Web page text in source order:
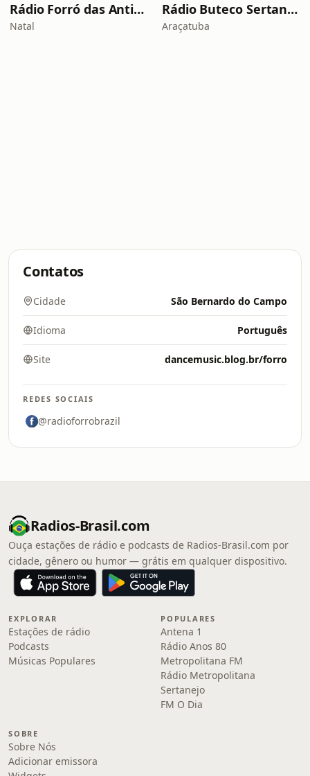
Rádio Forró das Antigas
Natal
Rádio Buteco Sertanejo
Araçatuba
Contatos
Cidade São Bernardo do Campo
Idioma Português
Site dancemusic.blog.br/forro
REDES SOCIAIS
@radioforrobrazil
Radios-Brasil.com
Ouça estações de rádio e podcasts de Radios-Brasil.com por
cidade, gênero ou humor — grátis em qualquer dispositivo.
EXPLORAR
Estações de rádio
Podcasts
Músicas Populares
POPULARES
Antena 1
Rádio Anos 80
Metropolitana FM
Rádio Metropolitana
Sertanejo
FM O Dia
SOBRE
Sobre Nós
Adicionar emissora